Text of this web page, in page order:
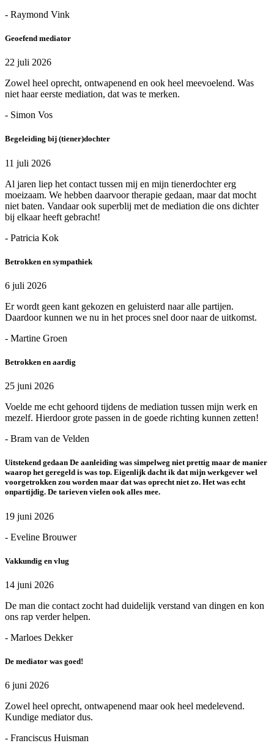
- Raymond Vink
Geoefend mediator
22 juli 2026
Zowel heel oprecht, ontwapenend en ook heel meevoelend. Was
niet haar eerste mediation, dat was te merken.
- Simon Vos
Begeleiding bij (tiener)dochter
11 juli 2026
Al jaren liep het contact tussen mij en mijn tienerdochter erg
moeizaam. We hebben daarvoor therapie gedaan, maar dat mocht
niet baten. Vandaar ook superblij met de mediation die ons dichter
bij elkaar heeft gebracht!
- Patricia Kok
Betrokken en sympathiek
6 juli 2026
Er wordt geen kant gekozen en geluisterd naar alle partijen.
Daardoor kunnen we nu in het proces snel door naar de uitkomst.
- Martine Groen
Betrokken en aardig
25 juni 2026
Voelde me echt gehoord tijdens de mediation tussen mijn werk en
mezelf. Hierdoor grote passen in de goede richting kunnen zetten!
- Bram van de Velden
Uitstekend gedaan De aanleiding was simpelweg niet prettig maar de manier
waarop het geregeld is was top. Eigenlijk dacht ik dat mijn werkgever wel
voorgetrokken zou worden maar dat was oprecht niet zo. Het was echt
onpartijdig. De tarieven vielen ook alles mee.
19 juni 2026
- Eveline Brouwer
Vakkundig en vlug
14 juni 2026
De man die contact zocht had duidelijk verstand van dingen en kon
ons rap verder helpen.
- Marloes Dekker
De mediator was goed!
6 juni 2026
Zowel heel oprecht, ontwapenend maar ook heel medelevend.
Kundige mediator dus.
- Franciscus Huisman